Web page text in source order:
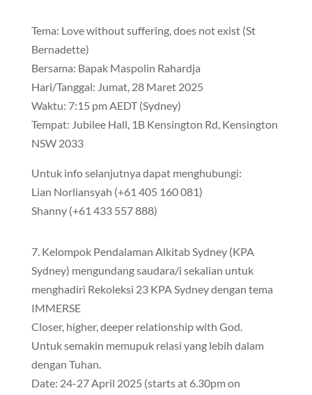
Tema: Love without suffering, does not exist (St
Bernadette)
Bersama: Bapak Maspolin Rahardja
Hari/Tanggal: Jumat, 28 Maret 2025
Waktu: 7:15 pm AEDT (Sydney)
Tempat: Jubilee Hall, 1B Kensington Rd, Kensington
NSW 2033
Untuk info selanjutnya dapat menghubungi:
Lian Norliansyah (+61 405 160 081)
Shanny (+61 433 557 888)
7. Kelompok Pendalaman Alkitab Sydney (KPA
Sydney) mengundang saudara/i sekalian untuk
menghadiri Rekoleksi 23 KPA Sydney dengan tema
IMMERSE
Closer, higher, deeper relationship with God.
Untuk semakin memupuk relasi yang lebih dalam
dengan Tuhan.
Date: 24-27 April 2025 (starts at 6.30pm on